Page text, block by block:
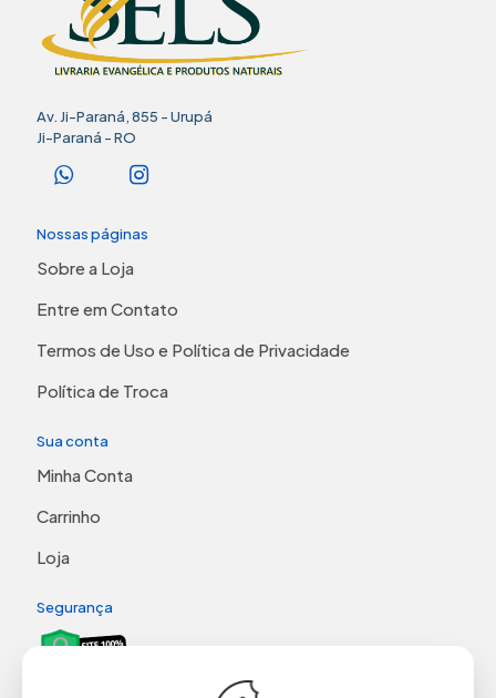
Av. Ji-Paraná, 855 - Urupá
Ji-Paraná - RO
Nossas páginas
Sobre a Loja
Entre em Contato
Termos de Uso e Política de Privacidade
Política de Troca
Sua conta
Minha Conta
Carrinho
Loja
Segurança